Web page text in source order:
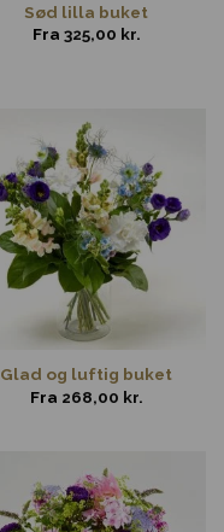
Sød lilla buket
Fra 325,00 kr.
Glad og luftig buket
Fra 268,00 kr.